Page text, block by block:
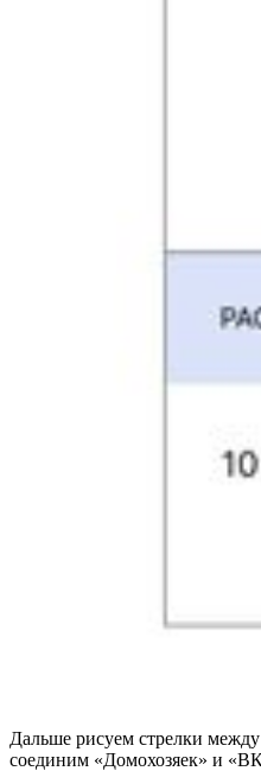
Дальше рисуем стрелки
соединим «Домохозяек» и